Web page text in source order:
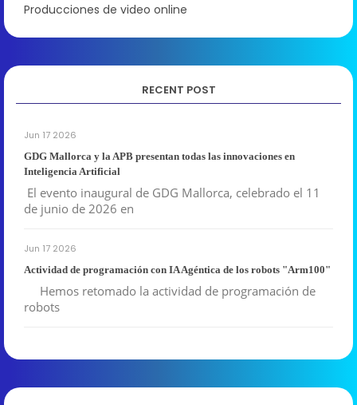
Producciones de video online
RECENT POST
Jun 17 2026
GDG Mallorca y la APB presentan todas las innovaciones en
Inteligencia Artificial
El evento inaugural de GDG Mallorca, celebrado el 11
de junio de 2026 en
Jun 17 2026
Actividad de programación con IA Agéntica de los robots "Arm100"
Hemos retomado la actividad de programación de
robots